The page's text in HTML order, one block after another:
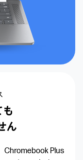
ん
Chromebook Plus